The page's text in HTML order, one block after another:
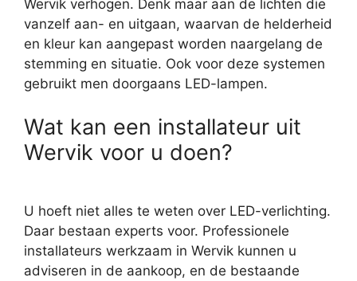
Wervik verhogen. Denk maar aan de lichten die
vanzelf aan- en uitgaan, waarvan de helderheid
en kleur kan aangepast worden naargelang de
stemming en situatie. Ook voor deze systemen
gebruikt men doorgaans LED-lampen.
Wat kan een installateur uit
Wervik voor u doen?
U hoeft niet alles te weten over LED-verlichting.
Daar bestaan experts voor. Professionele
installateurs werkzaam in Wervik kunnen u
adviseren in de aankoop, en de bestaande